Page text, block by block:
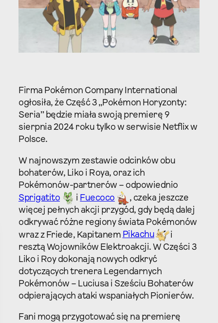
Firma Pokémon Company International
ogłosiła, że Część 3 „Pokémon Horyzonty:
Seria” będzie miała swoją premierę 9
sierpnia 2024 roku tylko w serwisie Netflix w
Polsce.
W najnowszym zestawie odcinków obu
bohaterów, Liko i Roya, oraz ich
Pokémonów-partnerów – odpowiednio
Sprigatito
i Fuecoco
, czeka jeszcze
więcej pełnych akcji przygód, gdy będą dalej
odkrywać różne regiony świata Pokémonów
wraz z Friede, Kapitanem Pikachu
i
resztą Wojowników Elektroakcji. W Części 3
Liko i Roy dokonają nowych odkryć
dotyczących trenera Legendarnych
Pokémonów – Luciusa i Sześciu Bohaterów
odpierających ataki wspaniałych Pionierów.
Fani mogą przygotować się na premierę